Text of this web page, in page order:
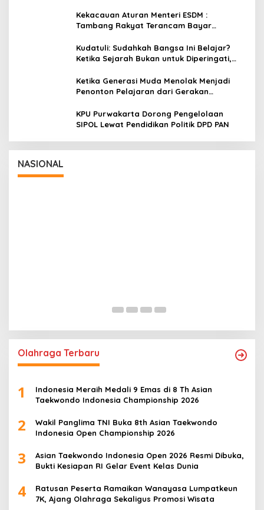
Kekacauan Aturan Menteri ESDM :
Tambang Rakyat Terancam Bayar
Kudatuli: Sudahkah Bangsa Ini Belajar?
Ketika Sejarah Bukan untuk Diperingati,
Ketika Generasi Muda Menolak Menjadi
Penonton Pelajaran dari Gerakan
KPU Purwakarta Dorong Pengelolaan
SIPOL Lewat Pendidikan Politik DPD PAN
NASIONAL
Olahraga Terbaru
1
Indonesia Meraih Medali 9 Emas di 8 Th Asian
Taekwondo Indonesia Championship 2026
2
Wakil Panglima TNI Buka 8th Asian Taekwondo
Indonesia Open Championship 2026
3
Asian Taekwondo Indonesia Open 2026 Resmi Dibuka,
Bukti Kesiapan RI Gelar Event Kelas Dunia
4
Ratusan Peserta Ramaikan Wanayasa Lumpatkeun
7K, Ajang Olahraga Sekaligus Promosi Wisata